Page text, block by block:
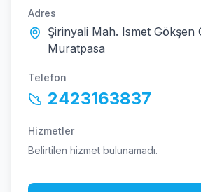
Adres
Şirinyali Mah. Ismet Gökşen
Muratpasa
Telefon
2423163837
Hizmetler
Belirtilen hizmet bulunamadı.